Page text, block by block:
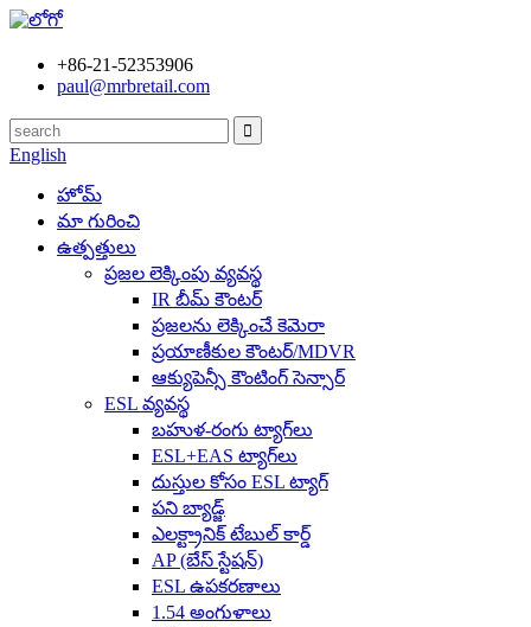
+86-21-52353906
paul@mrbretail.com
English
హోమ్
మా గురించి
ఉత్పత్తులు
ప్రజల లెక్కింపు వ్యవస్థ
IR బీమ్ కౌంటర్
ప్రజలను లెక్కించే కెమెరా
ప్రయాణీకుల కౌంటర్/MDVR
ఆక్యుపెన్సీ కౌంటింగ్ సెన్సార్
ESL వ్యవస్థ
బహుళ-రంగు ట్యాగ్‌లు
ESL+EAS ట్యాగ్‌లు
దుస్తుల కోసం ESL ట్యాగ్
పని బ్యాడ్జ్
ఎలక్ట్రానిక్ టేబుల్ కార్డ్
AP (బేస్ స్టేషన్)
ESL ఉపకరణాలు
1.54 అంగుళాలు